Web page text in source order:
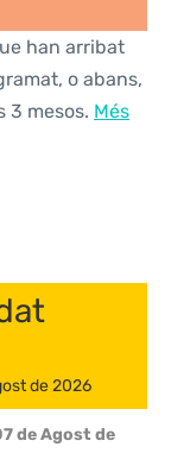
han arribat
o abans,
3 mesos. Més
de 2026
de Agost de